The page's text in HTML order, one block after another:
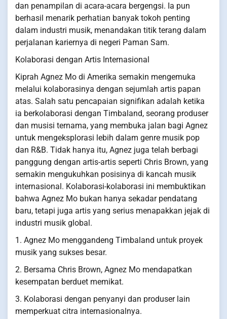
dan penampilan di acara-acara bergengsi. Ia pun
berhasil menarik perhatian banyak tokoh penting
dalam industri musik, menandakan titik terang dalam
perjalanan kariernya di negeri Paman Sam.
Kolaborasi dengan Artis Internasional
Kiprah Agnez Mo di Amerika semakin mengemuka
melalui kolaborasinya dengan sejumlah artis papan
atas. Salah satu pencapaian signifikan adalah ketika
ia berkolaborasi dengan Timbaland, seorang produser
dan musisi ternama, yang membuka jalan bagi Agnez
untuk mengeksplorasi lebih dalam genre musik pop
dan R&B. Tidak hanya itu, Agnez juga telah berbagi
panggung dengan artis-artis seperti Chris Brown, yang
semakin mengukuhkan posisinya di kancah musik
internasional. Kolaborasi-kolaborasi ini membuktikan
bahwa Agnez Mo bukan hanya sekadar pendatang
baru, tetapi juga artis yang serius menapakkan jejak di
industri musik global.
1. Agnez Mo menggandeng Timbaland untuk proyek
musik yang sukses besar.
2. Bersama Chris Brown, Agnez Mo mendapatkan
kesempatan berduet memikat.
3. Kolaborasi dengan penyanyi dan produser lain
memperkuat citra internasionalnya.